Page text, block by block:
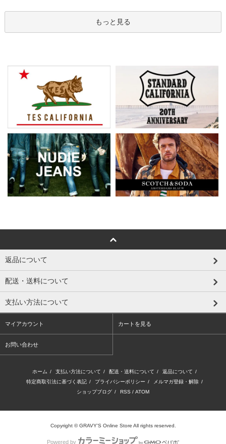
もっと見る
返品について
配送・送料について
支払い方法について
マイアカウント カートを見る
お問い合わせ
ホーム / 支払い方法について / 配送・送料について / 返品について /
特定商取引法に基づく表記 / プライバシーポリシー / メルマガ登録・解除 /
ショップブログ / RSS / ATOM
Copyright © GRAVY'S Online Store All rights reserved.
Powered by